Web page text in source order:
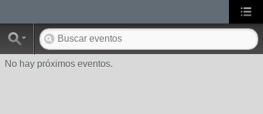
No hay próximos eventos.